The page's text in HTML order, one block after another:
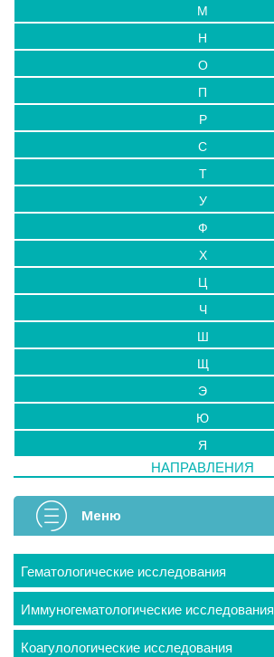
М
Н
О
П
Р
С
Т
У
Ф
Х
Ц
Ч
Ш
Щ
Э
Ю
Я
НАПРАВЛЕНИЯ
Меню
Гематологические исследования
Иммуногематологические исследования
Коагулологические исследования